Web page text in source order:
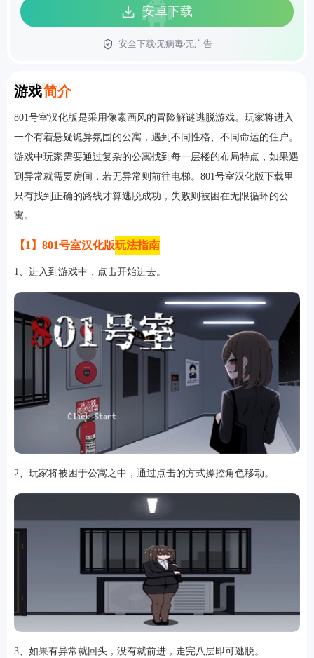
安卓下载
安全下载无病毒无广告
游戏简介
Introduction
801号室汉化版是采用像素画风的冒险解谜逃脱游戏。玩家将进入
一个有着悬疑诡异氛围的公寓，遇到不同性格、不同命运的住户。
游戏中玩家需要通过复杂的公寓找到每一层楼的布局特点，如果遇
到异常就需要房间，若无异常则前往电梯。801号室汉化版下载里
只有找到正确的路线才算逃脱成功，失败则被困在无限循环的公
寓。
【1】801号室汉化版玩法指南
1、进入到游戏中，点击开始进去。
2、玩家将被困于公寓之中，通过点击的方式操控角色移动。
3、如果有异常就回头，没有就前进，走完八层即可逃脱。